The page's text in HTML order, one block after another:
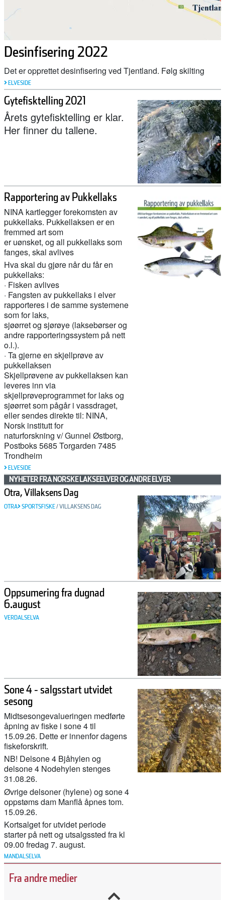
Desinfisering 2022
Det er opprettet desinfisering ved Tjentland. Følg skilting
ELVESIDE
Gytefisktelling 2021
Årets gytefisktelling er klar.
Her finner du tallene.
Rapportering av Pukkellaks
NINA kartlegger forekomsten av
pukkellaks. Pukkellaksen er en
fremmed art som
er uønsket, og all pukkellaks som
fanges, skal avlives
Hva skal du gjøre når du får en
pukkellaks:
· Fisken avlives
· Fangsten av pukkellaks i elver
rapporteres i de samme systemene
som for laks,
sjøørret og sjørøye (laksebørser og
andre rapporteringssystem på nett
o.l.).
· Tagjerneen skjellprøve av
pukkellaksen
Skjellprøvene av pukkellaksen kan
leveres inn via
skjellprøveprogrammet for laks og
sjøørret som pågår i vassdraget,
eller sendes direkte til: NINA,
Norsk institutt for
naturforskning v/ Gunnel Østborg,
Postboks 5685 Torgarden 7485
Trondheim
ELVESIDE
NYHETER FRA NORSKE LAKSEELVER OG ANDRE ELVER
Otra, Villaksens Dag
OTRA SPORTSFISKE/VILLAKSENS DAG
Oppsumering fra dugnad
6.august
VERDALSELVA
Sone 4 - salgsstart utvidet
sesong
Midtsesongevalueringen medførte
åpning av fiske i sone 4 til
15.09.26. Dette er innenfor dagens
fiskeforskrift.
NB! Delsone 4 Bjåhylen og
delsone 4 Nodehylen stenges
31.08.26.
Øvrige delsoner (hylene) og sone 4
oppstøms dam Manflå åpnes tom.
15.09.26.
Kortsalget for utvidet periode
starter på nett og utsalgssted fra kl
09.00 fredag 7. august.
MANDALSELVA
Fra andre medier
27. februar 2026
Her ser du hvor mye laks og sjøørret det er i elvene våre
11. februar 2026
Nu starter genskabelsen af Gudenåen ved
Vestbirksøerne
11. februar 2026
Canada stengde 47 lakseoppdrett – då kom villaksen
tilbake